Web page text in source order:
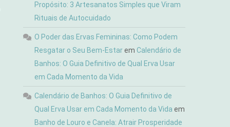
Propósito: 3 Artesanatos Simples que Viram
Rituais de Autocuidado
O Poder das Ervas Femininas: Como Podem
Resgatar o Seu Bem-EstaremCalendário de
Banhos: O Guia Definitivo de Qual Erva Usar
em Cada Momento da Vida
Calendário de Banhos: O Guia Definitivo de
Qual Erva Usar em Cada Momento da Vida em
Banho de Louro e Canela: Atrair Prosperidade